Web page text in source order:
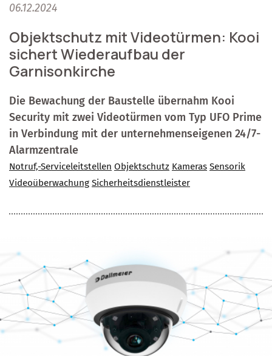
06.12.2024
Objektschutz mit Videotürmen: Kooi
sichert Wiederaufbau der
Garnisonkirche
Die Bewachung der Baustelle übernahm Kooi
Security mit zwei Videotürmen vom Typ UFO Prime
in Verbindung mit der unternehmenseigenen 24/7-
Alarmzentrale
Notruf,-Serviceleitstellen Objektschutz Kameras Sensorik
Videoüberwachung Sicherheitsdienstleister